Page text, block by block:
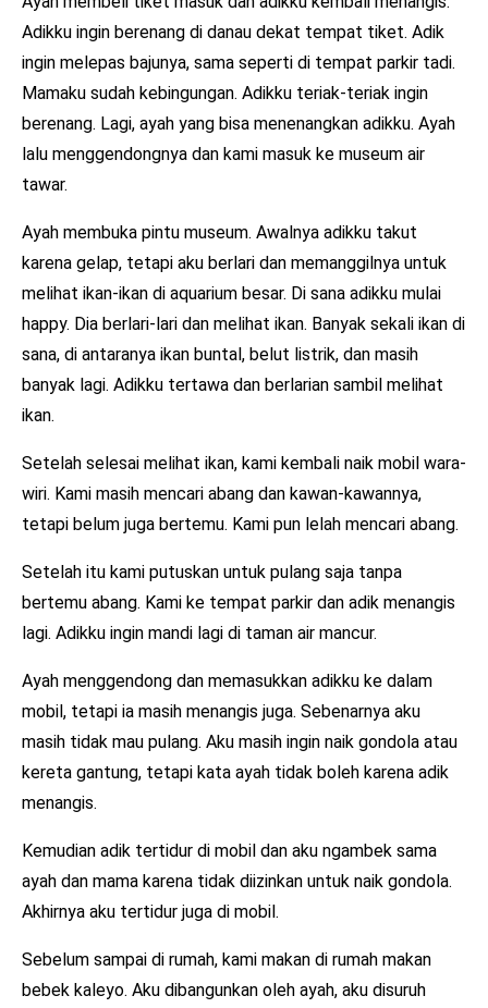
Adikku ingin berenang di danau dekat tempat tiket. Adik
ingin melepas bajunya, sama seperti di tempat parkir tadi.
Mamaku sudah kebingungan. Adikku teriak-teriak ingin
berenang. Lagi, ayah yang bisa menenangkan adikku. Ayah
lalu menggendongnya dan kami masuk ke museum air
tawar.
Ayah membuka pintu museum. Awalnya adikku takut
karena gelap, tetapi aku berlari dan memanggilnya untuk
melihat ikan-ikan di aquarium besar. Di sana adikku mulai
happy. Dia berlari-lari dan melihat ikan. Banyak sekali ikan di
sana, di antaranya ikan buntal, belut listrik, dan masih
banyak lagi. Adikku tertawa dan berlarian sambil melihat
ikan.
Setelah selesai melihat ikan, kami kembali naik mobil wara-
wiri. Kami masih mencari abang dan kawan-kawannya,
tetapi belum juga bertemu. Kami pun lelah mencari abang.
Setelah itu kami putuskan untuk pulang saja tanpa
bertemu abang. Kami ke tempat parkir dan adik menangis
lagi. Adikku ingin mandi lagi di taman air mancur.
Ayah menggendong dan memasukkan adikku ke dalam
mobil, tetapi ia masih menangis juga. Sebenarnya aku
masih tidak mau pulang. Aku masih ingin naik gondola atau
kereta gantung, tetapi kata ayah tidak boleh karena adik
menangis.
Kemudian adik tertidur di mobil dan aku ngambek sama
ayah dan mama karena tidak diizinkan untuk naik gondola.
Akhirnya aku tertidur juga di mobil.
Sebelum sampai di rumah, kami makan di rumah makan
bebek kaleyo. Aku dibangunkan oleh ayah, aku disuruh